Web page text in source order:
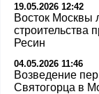
19.05.2026 12:42
Восток Москвы
строительства
Ресин
04.05.2026 11:46
Возведение
Святогорца в